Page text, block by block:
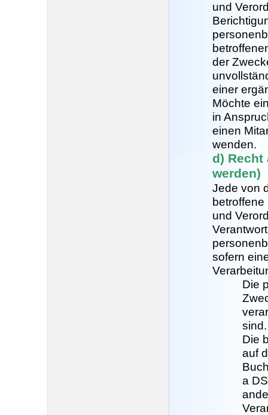
und
der
einer
Möchte
in
einen
wenden.
d) Recht
werden)
Jede von
und
sofern
Die
sind.
Die
auf
a